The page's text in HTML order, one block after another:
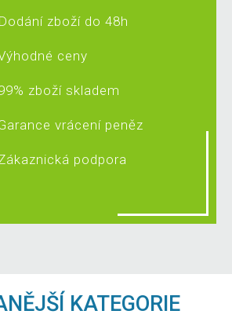
Dodání zboží do 48h
ceny
zboží skladem
vrácení peněz
podpora
KATEGORIE